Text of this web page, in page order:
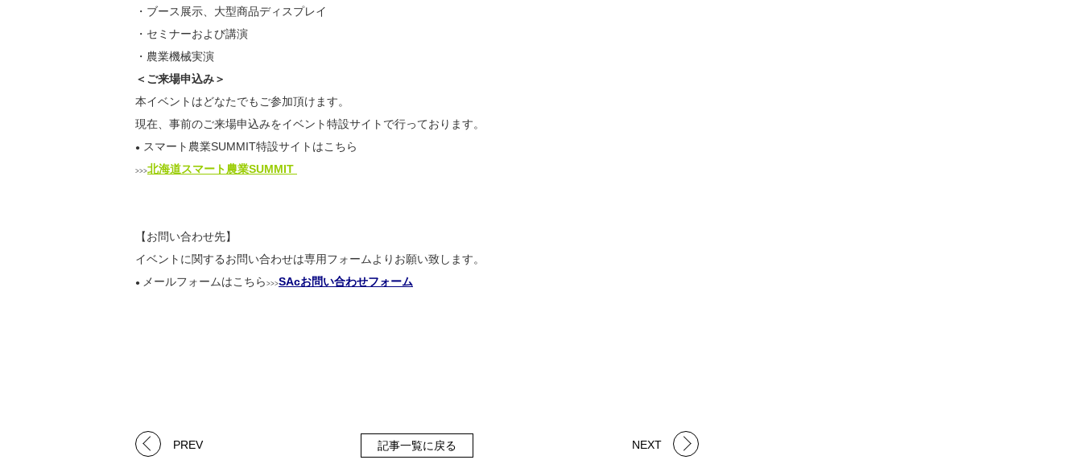
・ブース展示、大型商品ディスプレイ
・セミナーおよび講演
・農業機械実演
＜ご来場申込み＞
本イベントはどなたでもご参加頂けます。
現在、事前のご来場申込みをイベント特設サイトで行っております。
● スマート農業SUMMIT特設サイトはこちら
>>>北海道スマート農業SUMMIT
【お問い合わせ先】
イベントに関するお問い合わせは専用フォームよりお願い致します。
● メールフォームはこちら >>>SAcお問い合わせフォーム
PREV 記事一覧に戻る NEXT